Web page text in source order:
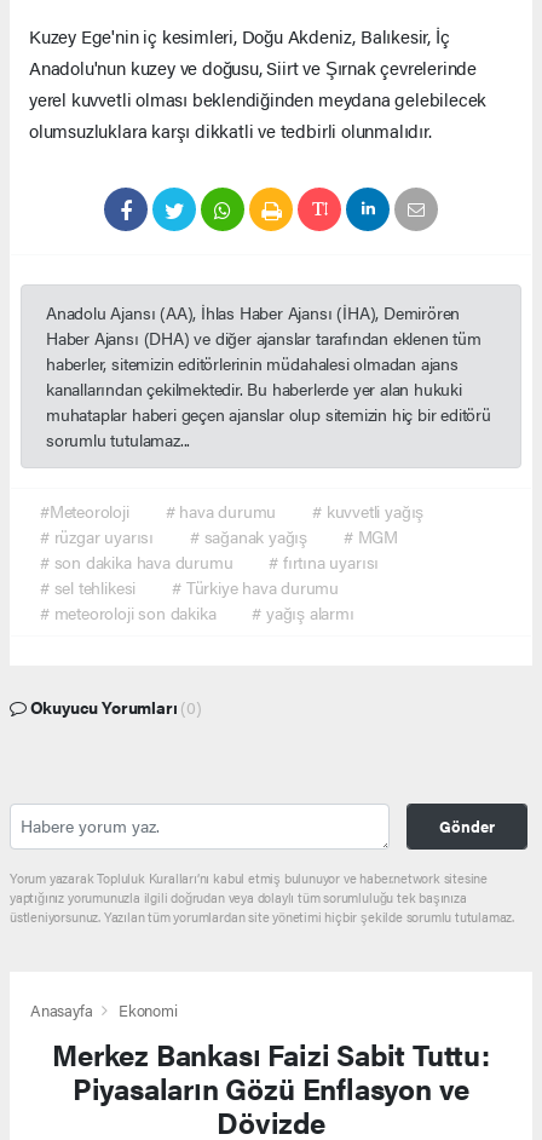
Kuzey Ege'nin iç kesimleri, Doğu Akdeniz, Balıkesir, İç
Anadolu'nun kuzey ve doğusu, Siirt ve Şırnak çevrelerinde
yerel kuvvetli olması beklendiğinden meydana gelebilecek
olumsuzluklara karşı dikkatli ve tedbirli olunmalıdır.
Anadolu Ajansı (AA), İhlas Haber Ajansı (İHA), Demirören
Haber Ajansı (DHA) ve diğer ajanslar tarafından eklenen tüm
haberler, sitemizin editörlerinin müdahalesi olmadan ajans
kanallarından çekilmektedir. Bu haberlerde yer alan hukuki
muhataplar haberi geçen ajanslar olup sitemizin hiç bir editörü
sorumlu tutulamaz...
#Meteoroloji # hava durumu
# kuvvetli yağış
# rüzgar uyarısı
# sağanak yağış
# MGM
# son dakika hava durumu
# fırtına uyarısı
# sel tehlikesi
# Türkiye hava durumu
# meteoroloji son dakika
# yağış alarmı
Okuyucu Yorumları (0)
Gönder
Yorum yazarak Topluluk Kuralları’nı kabul etmiş bulunuyor ve haber.network sitesine
yaptığınız yorumunuzla ilgili doğrudan veya dolaylı tüm sorumluluğu tek başınıza
üstleniyorsunuz. Yazılan tüm yorumlardan site yönetimi hiçbir şekilde sorumlu tutulamaz.
Anasayfa Ekonomi
Merkez Bankası Faizi Sabit Tuttu:
Piyasaların Gözü Enflasyon ve
Dövizde